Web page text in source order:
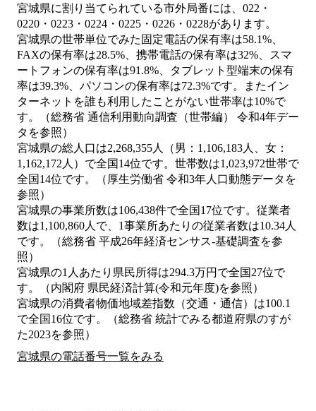
宮城県に割り当てられている市外局番には、022・
0220・0223・0224・0225・0226・0228があります。
宮城県の世帯単位でみた固定電話の保有率は58.1%、
FAXの保有率は28.5%、携帯電話の保有率は32%、スマ
ートフォンの保有率は91.8%、タブレット型端末の保有
率は39.3%、パソコンの保有率は72.3%です。またイン
ターネットを誰も利用したことがない世帯率は10%で
す。（総務省 通信利用動向調査（世帯編） 令和4年デー
タを参照）
宮城県の総人口は2,268,355人（男：1,106,183人、女：
1,162,172人）で全国14位です。世帯数は1,023,972世帯で
全国14位です。（厚生労働省 令和3年人口動態データを
参照）
宮城県の事業所数は106,438件で全国17位です。従業者
数は1,100,860人で、1事業所あたりの従業者数は10.34人
です。（総務省 平成26年経済センサス‐基礎調査を参
照）
宮城県の1人あたり県民所得は294.3万円で全国27位で
す。（内閣府 県民経済計算(令和元年度)を参照）
宮城県の消費者物価地域差指数（交通・通信）は100.1
で全国16位です。（総務省 統計でみる都道府県のすが
た2023を参照）
宮城県の電話番号一覧をみる